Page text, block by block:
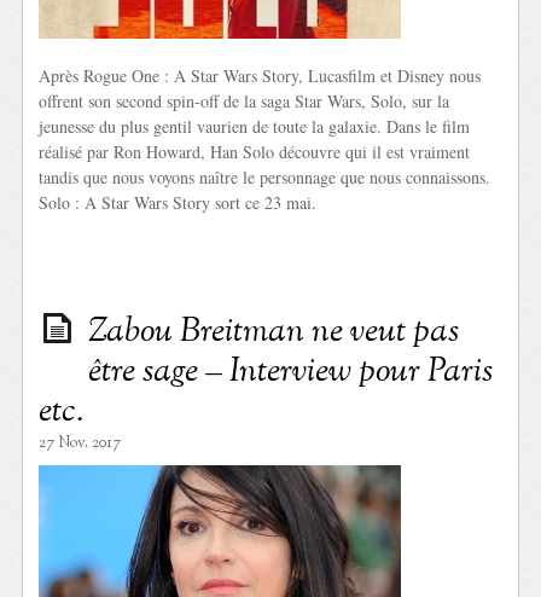
Après Rogue One : A Star Wars Story, Lucasfilm et Disney nous
offrent son second spin-off de la saga Star Wars, Solo, sur la
jeunesse du plus gentil vaurien de toute la galaxie. Dans le film
réalisé par Ron Howard, Han Solo découvre qui il est vraiment
tandis que nous voyons naître le personnage que nous connaissons.
Solo : A Star Wars Story sort ce 23 mai.
Zabou Breitman ne veut pas
être sage – Interview pour Paris
etc.
27 Nov. 2017